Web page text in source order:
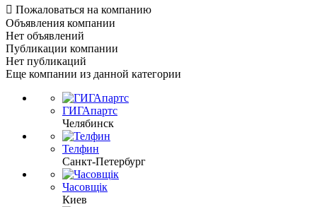
 Пожаловаться на компанию
Объявления компании
Нет объявлений
Публикации компании
Нет публикаций
Еще компании из данной категории
ГИГАпартс
Челябинск
Телфин
Санкт-Петербург
Часовщік
Киев